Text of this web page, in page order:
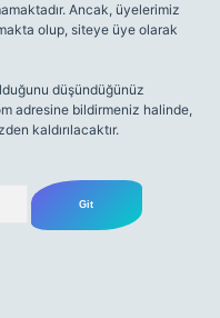
Ancak, üyelerimiz
olup, siteye üye olarak
düşündüğünüz
adresine bildirmeniz halinde,
kaldırılacaktır.